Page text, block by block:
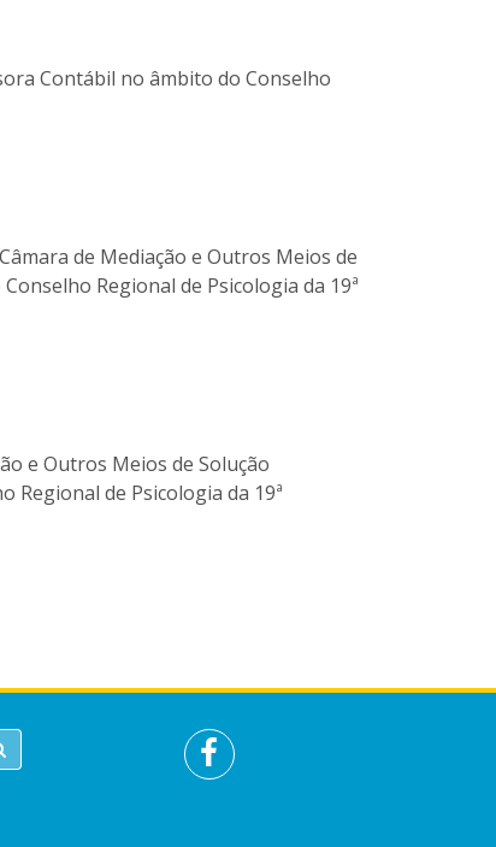
Contábil no âmbito do Conselho
de Mediação e Outros Meios de
Regional de Psicologia da 19ª
e Outros Meios de Solução
Regional de Psicologia da 19ª